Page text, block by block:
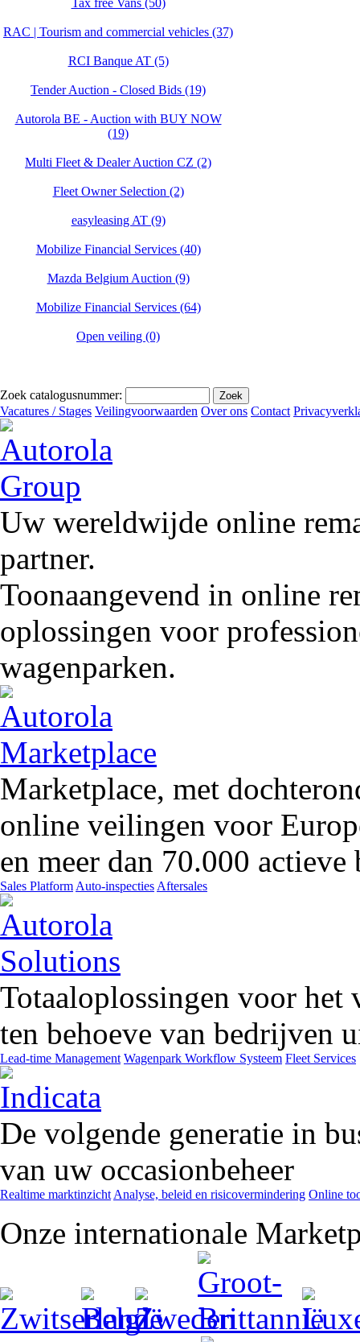
Tax free Vans (50)
RAC | Tourism and commercial vehicles (37)
RCI Banque AT (5)
Tender Auction - Closed Bids (19)
Autorola BE - Auction with BUY NOW
(19)
Multi Fleet & Dealer Auction CZ (2)
Fleet Owner Selection (2)
easyleasing AT (9)
Mobilize Financial Services (40)
Mazda Belgium Auction (9)
Mobilize Financial Services (64)
Open veiling (0)
Zoek catalogusnummer:
Vacatures / Stages Veilingvoorwaarden Over ons Contact
Uw wereldwijde online
partner.
Toonaangevend in online
oplossingen voor
wagenparken.
Marketplace, met
online veilingen voor
en meer dan 70.000 actieve
Sales Platform Auto-inspecties Aftersales
Totaaloplossingen voor het
ten behoeve van bedrijven
Lead-time Management Wagenpark Workflow Systeem Fleet Services
De volgende generatie in
van uw occasionbeheer
Realtime marktinzicht Analyse, beleid en risicovermindering Online
Onze internationale